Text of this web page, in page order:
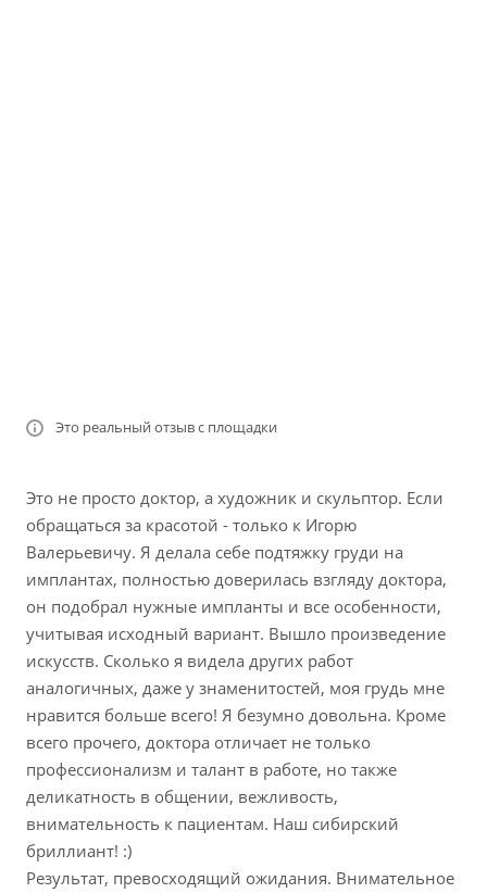
Это реальный отзыв с площадки
Это не просто доктор, а художник и скульптор. Если
обращаться за красотой - только к Игорю
Валерьевичу. Я делала себе подтяжку груди​ на
имплантах, полностью доверилась взгляду доктора,
он подобрал нужные импланты​ и все особенности,
учитывая исходный вариант. Вышло произведение
искусств. Сколько я видела других работ
аналогичных, даже у знаменитостей, моя грудь мне
нравится больше всего! Я безумно довольна. Кроме
всего прочего, доктора отличает не только
профессионализм и талант в работе, но также
деликатность в общении, вежливость,
внимательность к пациентам. Наш сибирский
бриллиант! :)
Результат, превосходящий ожидания. Внимательное